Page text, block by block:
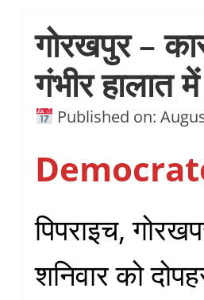
गोरखपुर –
गंभीर हालात में
Published on:
पिपराइच,
शनिवार को